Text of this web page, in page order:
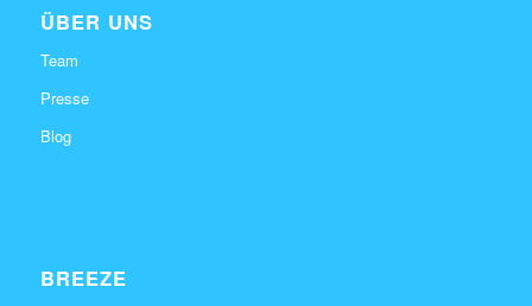
ÜBER UNS
Team
Presse
Blog
BREEZE